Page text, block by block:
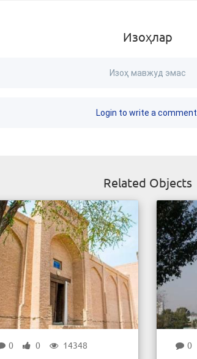
Изоҳлар
Изоҳ мавжуд эмас
Login to write a comment.
Related Objects
0 0 14348 0